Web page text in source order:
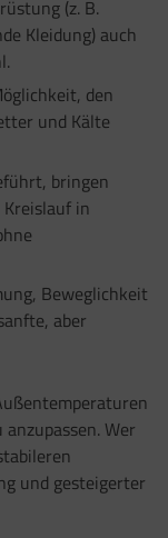
(z. B.
Kleidung) auch
den
und Kälte
bringen
in
Beweglichkeit
aber
Wer
und gesteigerter